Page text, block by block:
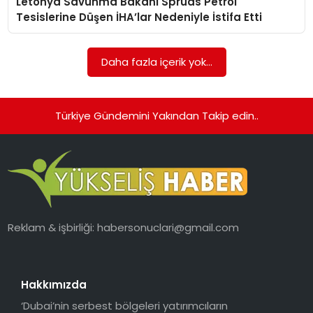
Tesislerine Düşen İHA’lar Nedeniyle İstifa Etti
Daha fazla içerik yok...
Türkiye Gündemini Yakından Takip edin..
Reklam & işbirliği:habersonuclari@gmail.com
Hakkımızda
‘Dubai’nin serbest bölgeleri yatırımcıların